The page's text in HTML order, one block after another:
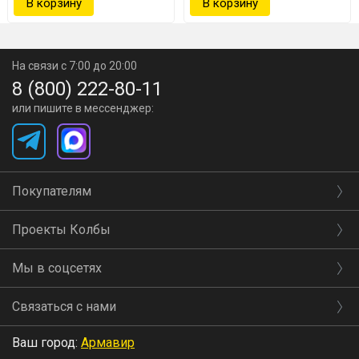
воды
Быстросъемные пневмофитинги или
сантехподводка — выбирать вам
Быстросъемные пневмофитинги — простой и удобный
метод для подключения. Все необходимое идет в
комплекте.
Сантехническая подводка является самым надежным
способом. Найти шланги нужного размера и длины
На связи с 7:00 до 20:00
8 (800) 222-80-11
или пишите в мессенджер:
Покупателям
Проекты Колбы
Мы в соцсетях
Связаться с нами
Ваш город: Армавир